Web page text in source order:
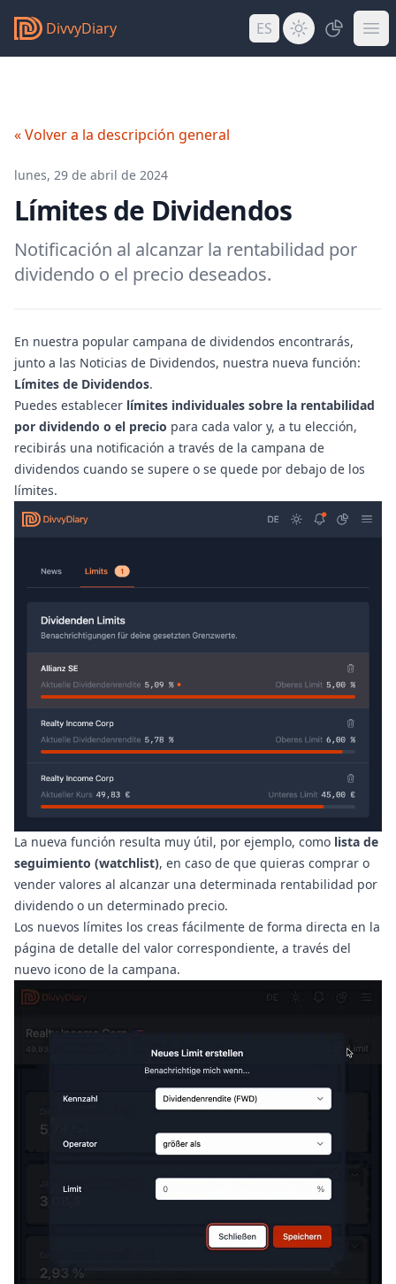
DivvyDiary ES
« Volver a la descripción general
lunes, 29 de abril de 2024
Límites de Dividendos
Notificación al alcanzar la rentabilidad por
dividendo o el precio deseados.
En nuestra popular campana de dividendos encontrarás,
junto a las Noticias de Dividendos, nuestra nueva función:
Límites de Dividendos.
Puedes establecer límites individuales sobre la rentabilidad
por dividendo o el precio para cada valor y, a tu elección,
recibirás una notificación a través de la campana de
dividendos cuando se supere o se quede por debajo de los
límites.
La nueva función resulta muy útil, por ejemplo, como lista de
seguimiento (watchlist), en caso de que quieras comprar o
vender valores al alcanzar una determinada rentabilidad por
dividendo o un determinado precio.
Los nuevos límites los creas fácilmente de forma directa en la
página de detalle del valor correspondiente, a través del
nuevo icono de la campana.